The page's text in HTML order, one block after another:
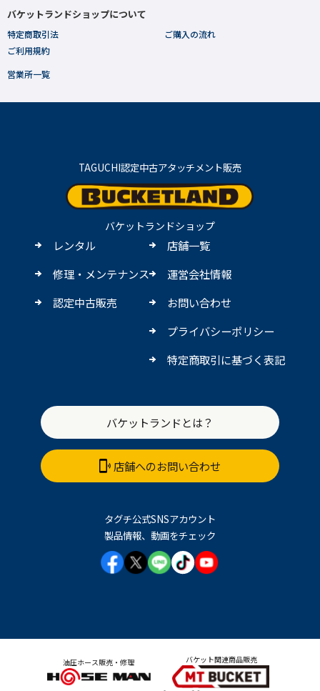
バケットランドショップについて
特定商取引法
ご利用規約
ご購入の流れ
営業所一覧
TAGUCHI認定中古アタッチメント販売
バケットランドショップ
レンタル
修理・メンテナンス
認定中古販売
店舗一覧
運営会社情報
お問い合わせ
プライバシーポリシー
特定商取引に基づく表記
バケットランドとは？
店舗へのお問い合わせ
タグチ公式SNSアカウント
製品情報、動画をチェック
油圧ホース販売・修理 バケット関連商品販売